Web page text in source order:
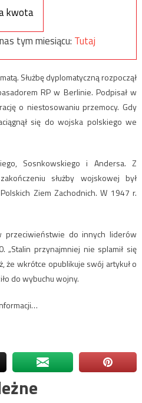
kwota
tym miesiącu: Tutaj
Służbę dyplomatyczną rozpoczął
RP w Berlinie. Podpisał w
o niestosowaniu przemocy. Gdy
się do wojska polskiego we
Sosnkowskiego i Andersa. Z
służby wojskowej był
Ziem Zachodnich. W 1947 r.
przeciwieństwie do innych liderów
„Stalin przynajmniej nie splamił się
że wkrótce opublikuje swój artykuł o
do wybuchu wojny.